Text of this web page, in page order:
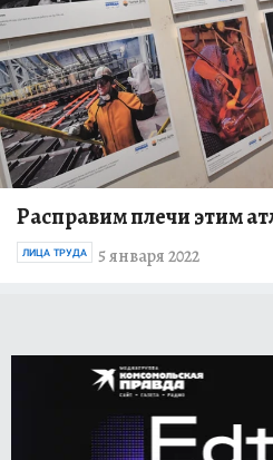
Расправим плечи этим
5 января 2022
ЛИЦА ТРУДА